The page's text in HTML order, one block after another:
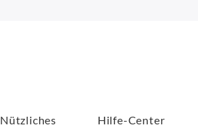
Nützliches Hilfe-Center